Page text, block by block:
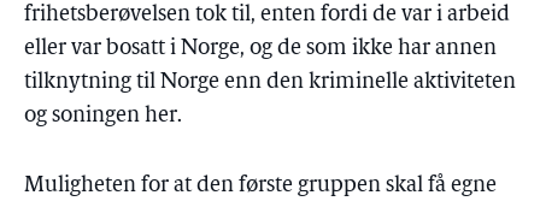
frihetsberøvelsen tok til, enten fordi de var i arbeid
eller var bosatt i Norge, og de som ikke har annen
tilknytning til Norge enn den kriminelle aktiviteten
og soningen her.
Muligheten for at den første gruppen skal få egne